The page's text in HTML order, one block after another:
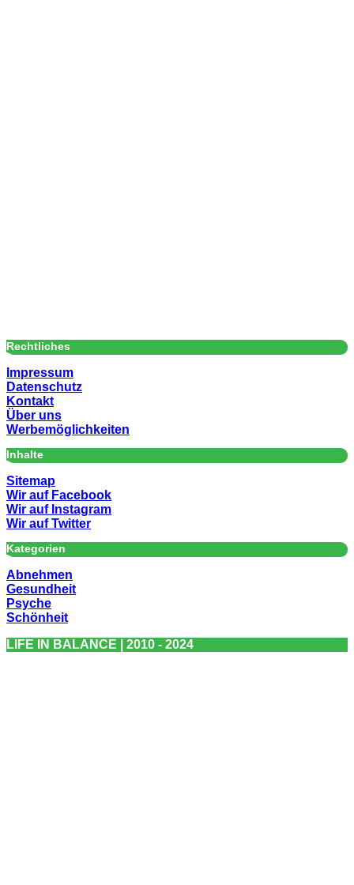
Rechtliches
Impressum
Datenschutz
Kontakt
Über uns
Werbemöglichkeiten
Inhalte
Sitemap
Wir auf Facebook
Wir auf Instagram
Wir auf Twitter
Kategorien
Abnehmen
Gesundheit
Psyche
Schönheit
LIFE IN BALANCE | 2010 - 2024